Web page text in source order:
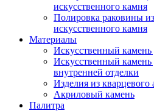
искусственного камня
Полировка раковины из
искусственного камня
Материалы
Искусственный
Искусственный камень
внутренней отделки
Изделия из кварцевого
Акриловый камень
Палитра